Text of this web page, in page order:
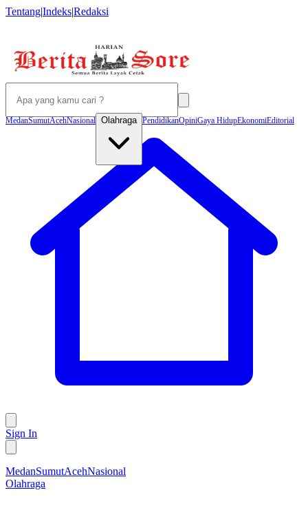
Tentang|Indeks|Redaksi
MedanSumutAcehNasional Olahraga PendidikanOpiniGaya HidupEkonomiEditorial
Sign In
MedanSumutAcehNasional
Olahraga